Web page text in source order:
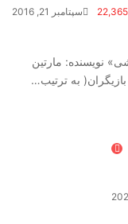
سپتامبر 21, 2016
نویسنده: مارتین
به ترتیب…